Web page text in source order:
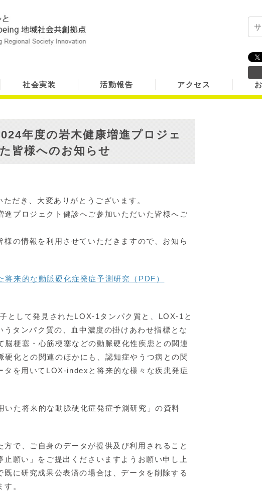
社会実装 活動報告 アクセス
年度の岩木健康増進プロジェ
皆様へのお知らせ
だき、大変ありがとうございます。
プロジェクト健診へご参加いただいた皆様へご
の情報を利用させていただきますので、お知ら
来的な動脈硬化症発症予測研究（PDF）
して発見されたLOX-1タンパク質と、LOX-1と
タンパク質の、血中濃度の掛けあわせ指標とな
梗塞・心筋梗塞などの動脈硬化性疾患との関連
化との関連のほかにも、認知症やうつ病との関
を用いてLOX-indexと将来的な様々な疾患発症
た将来的な動脈硬化症発症予測研究」の資料
で、ご自身のデータが提供及び利用されること
願い」をご提出くださいますようお願い申し上
に研究成果公表済の場合は、データを削除する
。